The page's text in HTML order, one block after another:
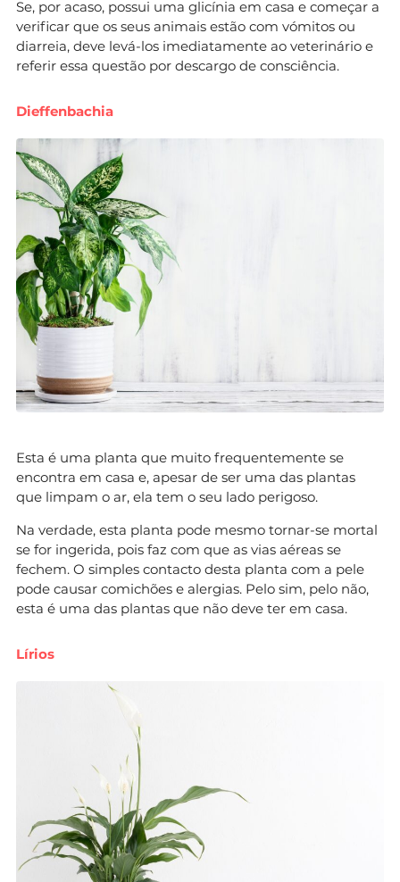
Se, por acaso, possui uma glicínia em casa e começar a
verificar que os seus animais estão com vómitos ou
diarreia, deve levá-los imediatamente ao veterinário e
referir essa questão por descargo de consciência.
Dieffenbachia
Esta é uma planta que muito frequentemente se
encontra em casa e, apesar de ser uma das plantas
que limpam o ar, ela tem o seu lado perigoso.
Na verdade, esta planta pode mesmo tornar-se mortal
se for ingerida, pois faz com que as vias aéreas se
fechem. O simples contacto desta planta com a pele
pode causar comichões e alergias. Pelo sim, pelo não,
esta é uma das plantas que não deve ter em casa.
Lírios